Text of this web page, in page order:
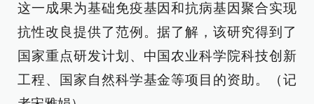
这一成果为基础免疫基因和抗病基因聚合实现
抗性改良提供了范例。据了解，该研究得到了
国家重点研发计划、中国农业科学院科技创新
工程、国家自然科学基金等项目的资助。（记